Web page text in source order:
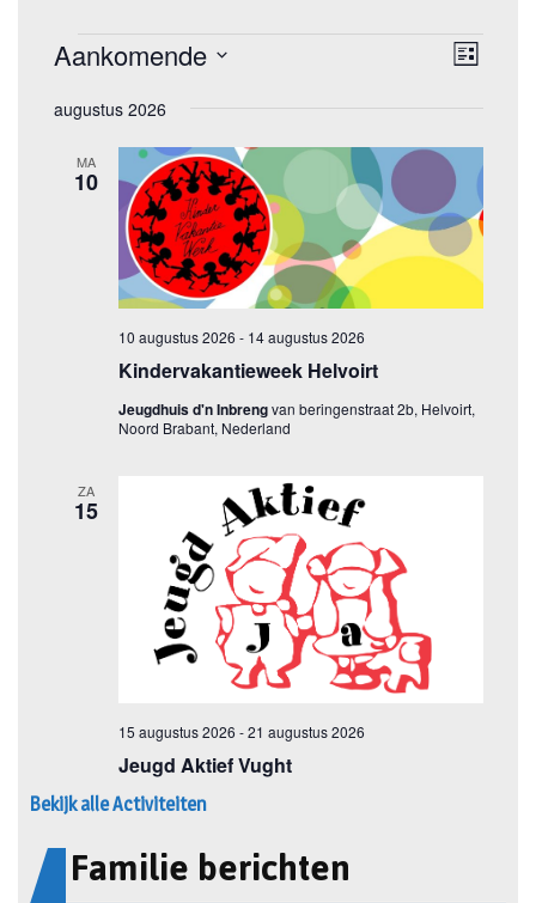
Bekijk alle Activiteiten
Familie berichten